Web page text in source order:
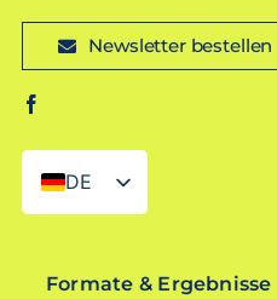
Newsletter bestellen
DE
EN
Formate & Ergebnisse